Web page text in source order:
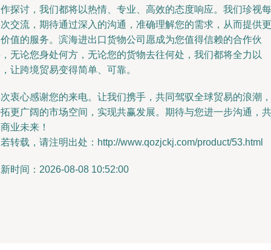
探讨，我们都将以热情、专业、高效的态度响应。我们珍视每
交流，期待通过深入的沟通，准确理解您的需求，从而提供更
值的服务。滨海进出口货物公司愿成为您值得信赖的合作伙
无论您身处何方，无论您的货物去往何处，我们都将全力以
让跨境贸易变得简单、可靠。
衷心感谢您的来电。让我们携手，共同驾驭全球贸易的浪潮，
更广阔的市场空间，实现共赢发展。期待与您进一步沟通，共
业未来！
转载，请注明出处：http://www.qozjckj.com/product/53.html
时间：2026-08-08 10:52:00